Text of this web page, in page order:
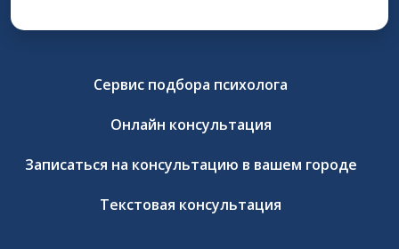
Сервис подбора психолога
Онлайн консультация
Записаться на консультацию в вашем городе
Текстовая консультация